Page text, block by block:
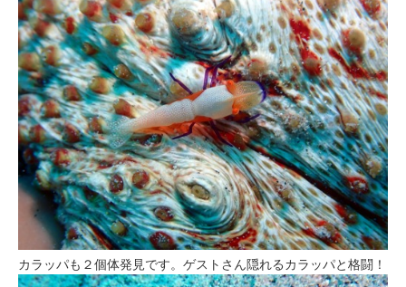
カラッパも２個体発見です。ゲストさん隠れるカラッパと格闘！